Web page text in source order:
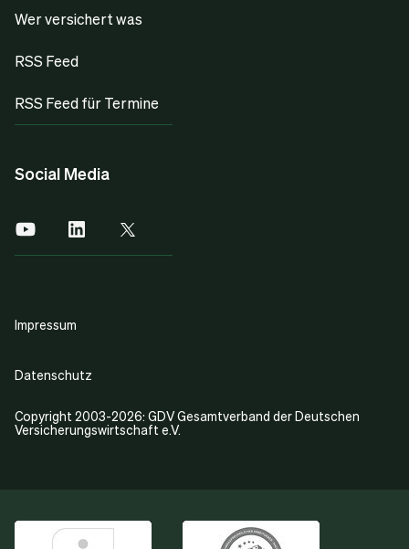
Wer versichert was
RSS Feed
RSS Feed für Termine
Social Media
Copyright 2003-2026: GDV Gesamtverband der Deutschen
Versicherungswirtschaft e.V.
Impressum
Datenschutz